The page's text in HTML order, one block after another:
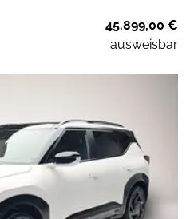
45.899,00 €
ausweisbar